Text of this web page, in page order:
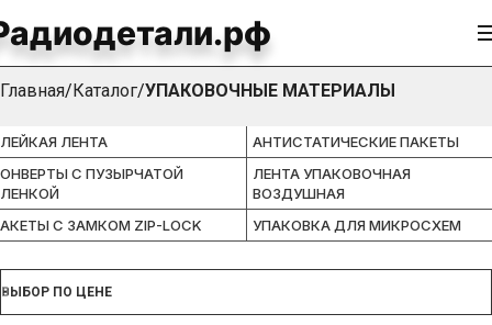
УПАКОВОЧНЫЕ МАТЕРИАЛЫ
Главная Каталог УПАКОВОЧНЫЕ МАТЕРИАЛЫ
ЛЕНТА
АНТИСТАТИЧЕСКИЕ ПАКЕТЫ
С ПУЗЫРЧАТОЙ
ЛЕНТА УПАКОВОЧНАЯ
ВОЗДУШНАЯ
С ЗАМКОМ ZIP-LOCK
УПАКОВКА ДЛЯ МИКРОСХЕМ
ВЫБОР ПО ЦЕНЕ